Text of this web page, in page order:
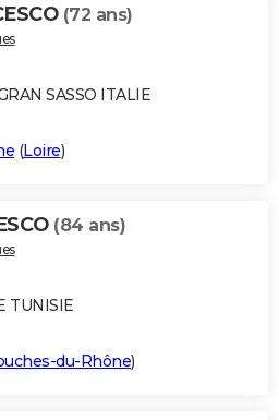
(72 ans)
SASSO ITALIE
(Loire)
(84 ans)
TUNISIE
du-Rhône)